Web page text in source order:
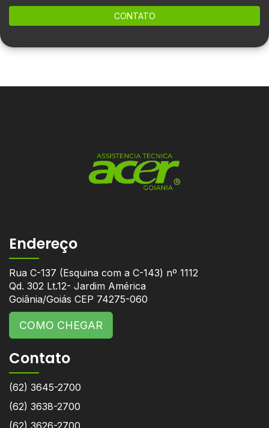
CONTATO
Endereço
Rua C-137 (Esquina com a C-143) nº 1112
Qd. 302 Lt.12- Jardim América
Goiânia/Goiás CEP 74275-060
COMO CHEGAR
Contato
(62) 3645-2700
(62) 3638-2700
(62) 3626-2700